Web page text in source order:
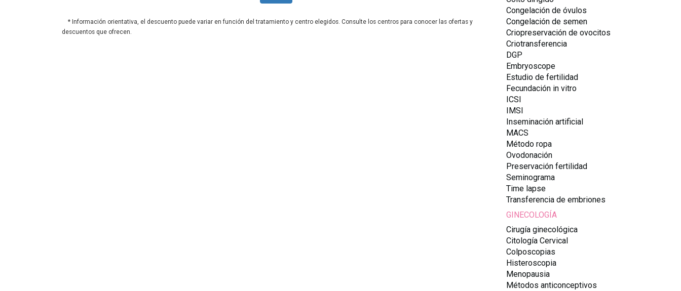
* Información orientativa, el descuento puede variar en función del tratamiento y centro elegidos. Consulte los centros para conocer las ofertas y
descuentos que ofrecen.
Congelación de óvulos
Congelación de semen
Criopreservación de ovocitos
Criotransferencia
DGP
Embryoscope
Estudio de fertilidad
Fecundación in vitro
ICSI
IMSI
Inseminación artificial
MACS
Método ropa
Ovodonación
Preservación fertilidad
Seminograma
Time lapse
Transferencia de embriones
GINECOLOGÍA
Cirugía ginecológica
Citología Cervical
Colposcopias
Histeroscopia
Menopausia
Métodos anticonceptivos